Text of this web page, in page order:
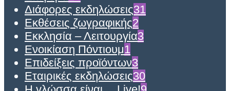
Διάφορες εκδηλώσεις31
Εκθέσεις ζωγραφικής2
Εκκλησία – Λειτουργία3
Ενοικίαση Πόντιουμ1
Επιδείξεις προϊόντων3
Εταιρικές εκδηλώσεις30